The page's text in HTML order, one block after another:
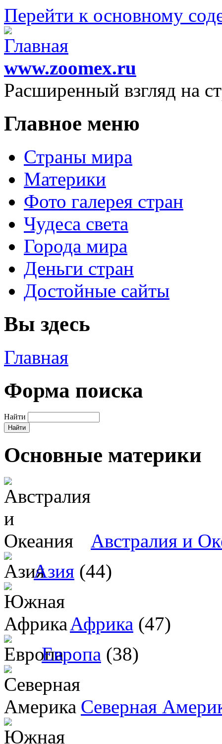
Перейти к основному
www.zoomex.ru
Расширенный взгляд на
Главное меню
Страны мира
Материки
Фото галерея стран
Чудеса света
Города мира
Деньги стран
Достойные сайты
Вы здесь
Главная
Форма поиска
Найти
Основные материки
Австралия и
Азия (44)
Африка (47)
Европа (38)
Северная